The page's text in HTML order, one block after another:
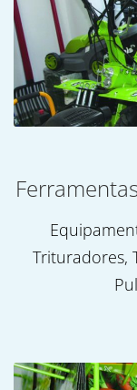
Trituradores,